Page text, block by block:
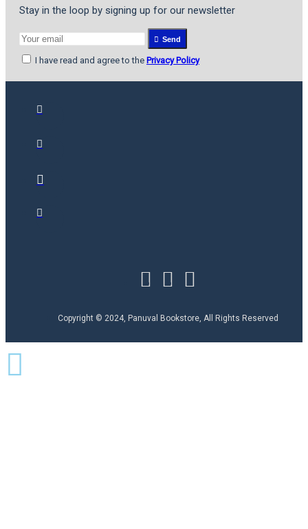
Stay in the loop by signing up for our newsletter
Send
I have read and agree to the Privacy Policy
Copyright © 2024, Panuval Bookstore, All Rights Reserved